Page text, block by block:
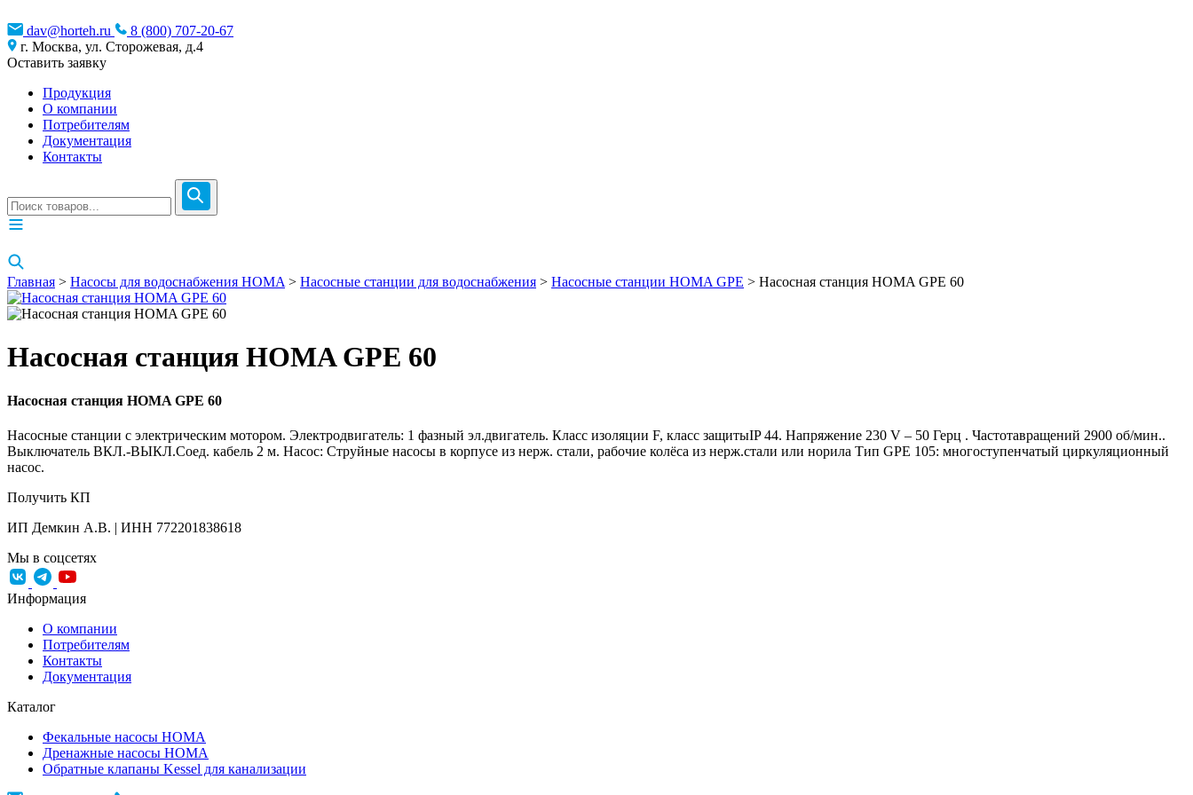
dav@horteh.ru
8 (800) 707-20-67
г. Москва, ул. Сторожевая, д.4
Оставить заявку
Продукция
О компании
Потребителям
Документация
Контакты
Главная > Насосы для водоснабжения HOMA > Насосные станции для водоснабжения > Насосные станции HOMA GPE > Насосная станция HOMA GPE 60
Насосная станция HOMA GPE 60
Насосная станция HOMA GPE 60
Насосные станции с электрическим мотором. Электродвигатель: 1 фазный эл.двигатель. Класс изоляции F, класс защитыIP 44. Напряжение 230 V – 50 Герц . Частотавращений 2900 об/мин..
Выключатель ВКЛ.-ВЫКЛ.Соед. кабель 2 м. Насос: Струйные насосы в корпусе из нерж. стали, рабочие колёса из нерж.стали или норила Тип GPE 105: многоступенчатый циркуляционный
насос.
Получить КП
ИП Демкин А.В. | ИНН 772201838618
Мы в соцсетях
Информация
О компании
Потребителям
Контакты
Документация
Каталог
Фекальные насосы HOMA
Дренажные насосы HOMA
Обратные клапаны Kessel для канализации